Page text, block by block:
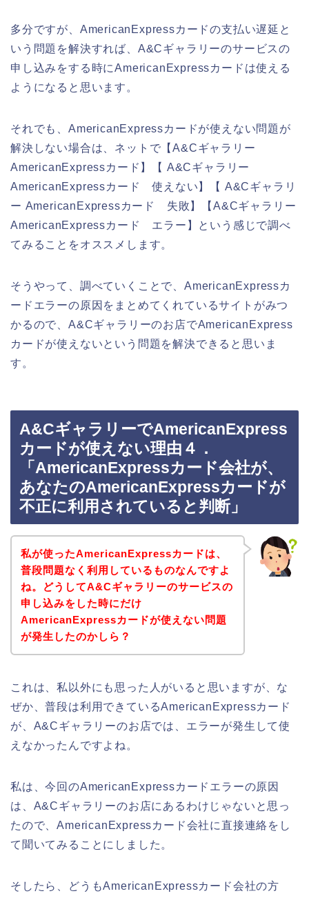
多分ですが、AmericanExpressカードの支払い遅延と
いう問題を解決すれば、A&Cギャラリーのサービスの
申し込みをする時にAmericanExpressカードは使える
ようになると思います。
それでも、AmericanExpressカードが使えない問題が
解決しない場合は、ネットで【A&Cギャラリー
AmericanExpressカード】【 A&Cギャラリー
AmericanExpressカード 使えない】【 A&Cギャラリ
ー AmericanExpressカード 失敗】【A&Cギャラリー
AmericanExpressカード エラー】という感じで調べ
てみることをオススメします。
そうやって、調べていくことで、AmericanExpressカ
ードエラーの原因をまとめてくれているサイトがみつ
かるので、A&Cギャラリーのお店でAmericanExpress
カードが使えないという問題を解決できると思いま
す。
A&CギャラリーでAmericanExpress
カードが使えない理由４．
「AmericanExpressカード会社が、
あなたのAmericanExpressカードが
不正に利用されていると判断」
私が使ったAmericanExpressカードは、
普段問題なく利用しているものなんですよ
ね。どうしてA&Cギャラリーのサービスの
申し込みをした時にだけ
AmericanExpressカードが使えない問題
が発生したのかしら？
これは、私以外にも思った人がいると思いますが、な
ぜか、普段は利用できているAmericanExpressカード
が、A&Cギャラリーのお店では、エラーが発生して使
えなかったんですよね。
私は、今回のAmericanExpressカードエラーの原因
は、A&Cギャラリーのお店にあるわけじゃないと思っ
たので、AmericanExpressカード会社に直接連絡をし
て聞いてみることにしました。
そしたら、どうもAmericanExpressカード会社の方